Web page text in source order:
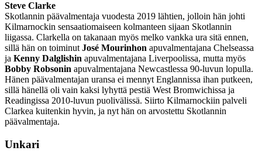
Steve Clarke
Skotlannin päävalmentaja vuodesta 2019 lähtien, jolloin hän johti
Kilmarnockin sensaatiomaiseen kolmanteen sijaan Skotlannin
liigassa. Clarkella on takanaan myös melko vankka ura sitä ennen,
sillä hän on toiminut José Mourinhon apuvalmentajana Chelseassa
ja Kenny Dalglishin apuvalmentajana Liverpoolissa, mutta myös
Bobby Robsonin apuvalmentajana Newcastlessa 90-luvun lopulla.
Hänen päävalmentajan uransa ei mennyt Englannissa ihan putkeen,
sillä hänellä oli vain kaksi lyhyttä pestiä West Bromwichissa ja
Readingissa 2010-luvun puolivälissä. Siirto Kilmarnockiin palveli
Clarkea kuitenkin hyvin, ja nyt hän on arvostettu Skotlannin
päävalmentaja.
Unkari